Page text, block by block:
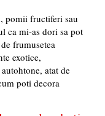
pomii fructiferi sau
ca mi-as dori sa pot
frumusetea
exotice,
atat de
poti decora